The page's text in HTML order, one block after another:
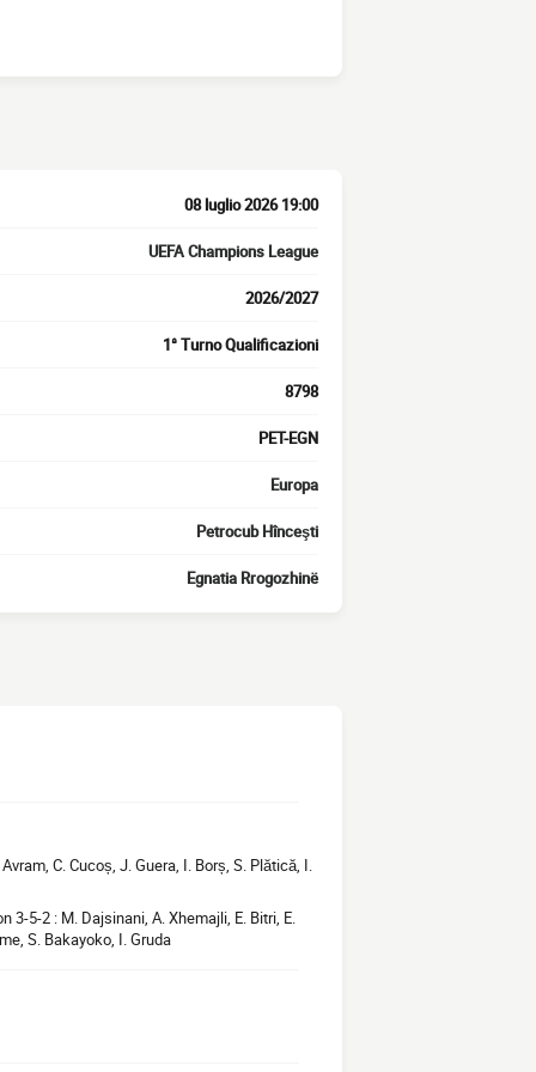
08 luglio 2026 19:00
UEFA Champions League
2026/2027
1° Turno Qualificazioni
8798
PET-EGN
Europa
Petrocub Hînceşti
Egnatia Rrogozhinë
C. Cucoș, J. Guera, I. Borș, S. Plătică, I.
5-2 : M. Dajsinani, A. Xhemajli, E. Bitri, E.
S. Bakayoko, I. Gruda